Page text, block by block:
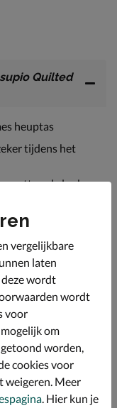
Quilted
heuptas
tijdens het
look.
is met
vergelijkbare
laten
wordt
wordt
voor
om
worden,
cookies voor
weigeren. Meer
. Hier kun je